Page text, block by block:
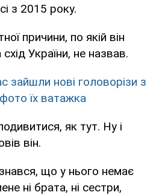
з 2015 року.
причини, по якій він
України, не назвав.
зайшли нові головорізи з
їх ватажка
як тут. Ну і
він.
що у нього немає
ні брата, ні сестри,